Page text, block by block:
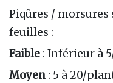
Piqûres / morsures
feuilles :
Faible : Inférieur à
Moyen : 5 à 20/